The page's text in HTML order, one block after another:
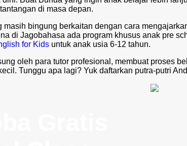
di masa depan.
masih bingung berkaitan dengan cara
di Jagobahasa ada program khusus anak pre
for Kids untuk anak usia 6-12 tahun.
oleh para tutor profesional, membuat proses
Tunggu apa lagi? Yuk daftarkan putra-putri